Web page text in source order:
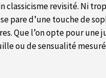
classicisme revisité. Ni
pare d’une touche de
Que l’on opte pour une
ou de sensualité